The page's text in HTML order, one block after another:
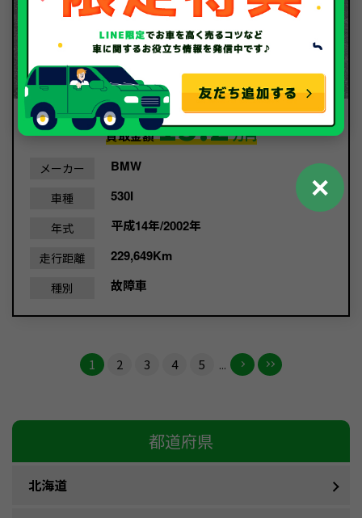
買取金額13.2万円
メーカー BMW
車種 530I
年式 平成14年/2002年
走行距離 229,649Km
種別 故障車
1 2 3 4 5 ...
都道府県
北海道
✕